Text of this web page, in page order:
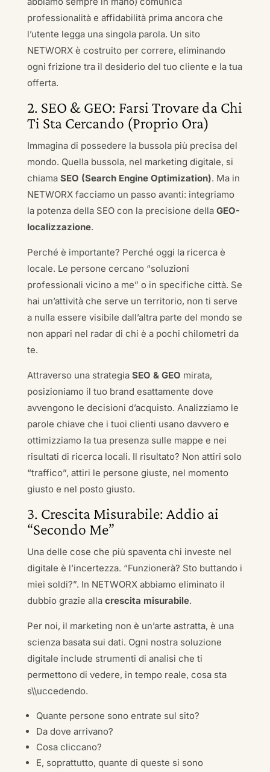
professionalità e affidabilità prima ancora che
l’utente legga una singola parola. Un sito
NETWORX è costruito per correre, eliminando
ogni frizione tra il desiderio del tuo cliente e la tua
offerta.
2. SEO & GEO: Farsi Trovare da Chi
Ti Sta Cercando (Proprio Ora)
Immagina di possedere la bussola più precisa del
mondo. Quella bussola, nel marketing digitale, si
chiama SEO (Search Engine Optimization). Ma in
NETWORX facciamo un passo avanti: integriamo
la potenza della SEO con la precisione della GEO-
localizzazione.
Perché è importante? Perché oggi la ricerca è
locale. Le persone cercano “soluzioni
professionali vicino a me” o in specifiche città. Se
hai un’attività che serve un territorio, non ti serve
a nulla essere visibile dall’altra parte del mondo se
non appari nel radar di chi è a pochi chilometri da
te.
Attraverso una strategia SEO & GEO mirata,
posizioniamo il tuo brand esattamente dove
avvengono le decisioni d’acquisto. Analizziamo le
parole chiave che i tuoi clienti usano davvero e
ottimizziamo la tua presenza sulle mappe e nei
risultati di ricerca locali. Il risultato? Non attiri solo
“traffico”, attiri le persone giuste, nel momento
giusto e nel posto giusto.
3. Crescita Misurabile: Addio ai
“Secondo Me”
Una delle cose che più spaventa chi investe nel
digitale è l’incertezza. “Funzionerà? Sto buttando i
miei soldi?”. In NETWORX abbiamo eliminato il
dubbio grazie alla crescita misurabile.
Per noi, il marketing non è un’arte astratta, è una
scienza basata sui dati. Ogni nostra soluzione
digitale include strumenti di analisi che ti
permettono di vedere, in tempo reale, cosa sta
s\\uccedendo.
Quante persone sono entrate sul sito?
Da dove arrivano?
Cosa cliccano?
E, soprattutto, quante di queste si sono